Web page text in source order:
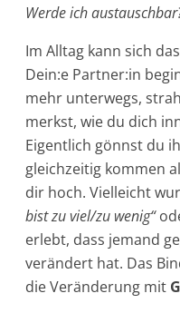
Werde ich
Im Alltag kann sich
Dein:e Partner:in
mehr unterwegs,
merkst, wie du dich
Eigentlich gönnst du
gleichzeitig kommen
dir hoch. Vielleicht
bist zu viel/zu wenig“
erlebt, dass jemand
verändert hat. Das
die Veränderung mit